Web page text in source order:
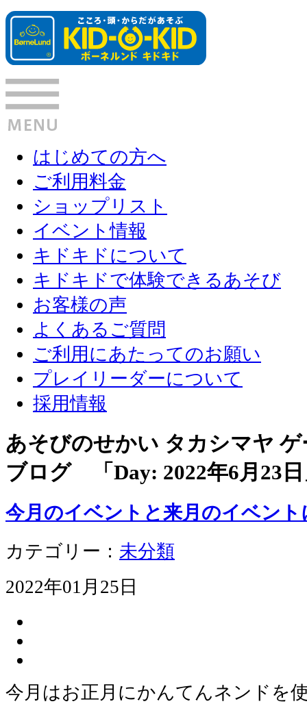
はじめての方へ
ご利用料金
ショップリスト
イベント情報
キドキドについて
キドキドで体験できるあそび
お客様の声
よくあるご質問
ご利用にあたってのお願い
プレイリーダーについて
採用情報
あそびのせかい タカシマヤ
ブログ 「Day: 2022年6月23日
今月のイベントと来月のイベント
カテゴリー： 未分類
2022年01月25日
今月はお正月にかんてんネンドを